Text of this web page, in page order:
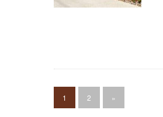
1 2 »